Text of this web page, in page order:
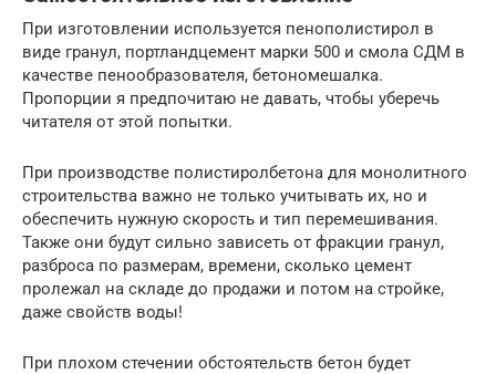
При изготовлении используется пенополистирол в
виде гранул, портландцемент марки 500 и смола СДМ в
качестве пенообразователя, бетономешалка.
Пропорции я предпочитаю не давать, чтобы уберечь
читателя от этой попытки.
При производстве полистиролбетона для монолитного
строительства важно не только учитывать их, но и
обеспечить нужную скорость и тип перемешивания.
Также они будут сильно зависеть от фракции гранул,
разброса по размерам, времени, сколько цемент
пролежал на складе до продажи и потом на стройке,
даже свойств воды!
При плохом стечении обстоятельств бетон будет